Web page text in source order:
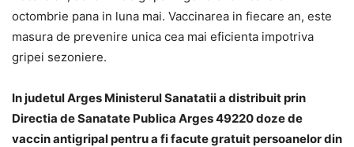
octombrie pana in luna mai. Vaccinarea in fiecare an, este
masura de prevenire unica cea mai eficienta impotriva
gripei sezoniere.
In judetul Arges Ministerul Sanatatii a distribuit prin
Directia de Sanatate Publica Arges 49220 doze de
vaccin antigripal pentru a fi facute gratuit persoanelor din